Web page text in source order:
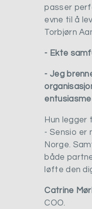
passer
evne til å
Torbjørn
- Ekte
- Jeg
Hun legger
- Sensio er
Norge.
både
løfte den
Catrine
COO.